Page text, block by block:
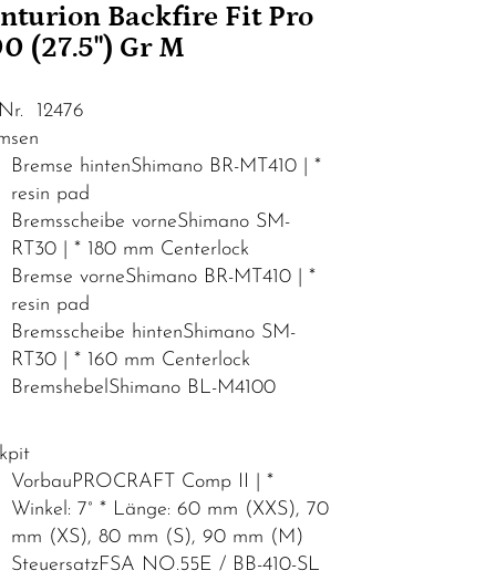
Backfire Fit Pro
(27.5") Gr M
12476
Bremse hintenShimano BR-MT410 | *
resin pad
Bremsscheibe vorneShimano SM-
RT30 | * 180 mm Centerlock
Bremse vorneShimano BR-MT410 | *
resin pad
Bremsscheibe hintenShimano SM-
RT30 | * 160 mm Centerlock
BremshebelShimano BL-M4100
VorbauPROCRAFT Comp II | *
Winkel: 7° * Länge: 60 mm (XXS), 70
mm (XS), 80 mm (S), 90 mm (M)
SteuersatzFSA NO.55E / BB-410-SL